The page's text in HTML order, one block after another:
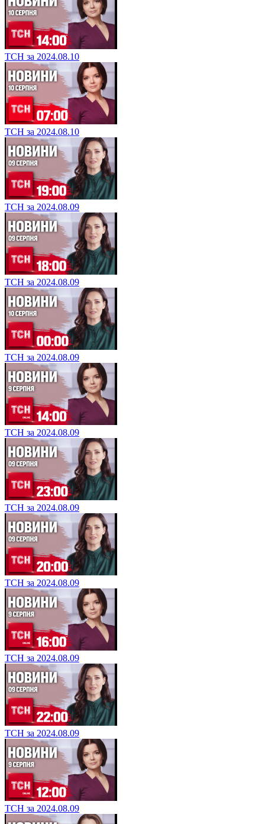
ТСН за 2024.08.10
ТСН за 2024.08.10
ТСН за 2024.08.09
ТСН за 2024.08.09
ТСН за 2024.08.09
ТСН за 2024.08.09
ТСН за 2024.08.09
ТСН за 2024.08.09
ТСН за 2024.08.09
ТСН за 2024.08.09
ТСН за 2024.08.09